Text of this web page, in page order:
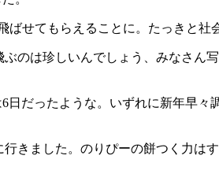
せてもらえることに。たっきと社
のは珍しいんでしょう、みなさん
だったような。いずれに新年早
きました。のりぴーの餅つく力はす